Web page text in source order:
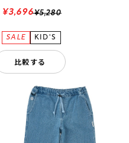
¥5,280
¥3,696
比較する